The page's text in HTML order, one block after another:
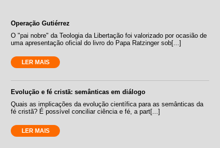
Operação Gutiérrez
O "pai nobre" da Teologia da Libertação foi valorizado por ocasião de
uma apresentação oficial do livro do Papa Ratzinger sob[...]
LER MAIS
Evolução e fé cristã: semânticas em diálogo
Quais as implicações da evolução científica para as semânticas da
fé cristã? É possível conciliar ciência e fé, a part[...]
LER MAIS